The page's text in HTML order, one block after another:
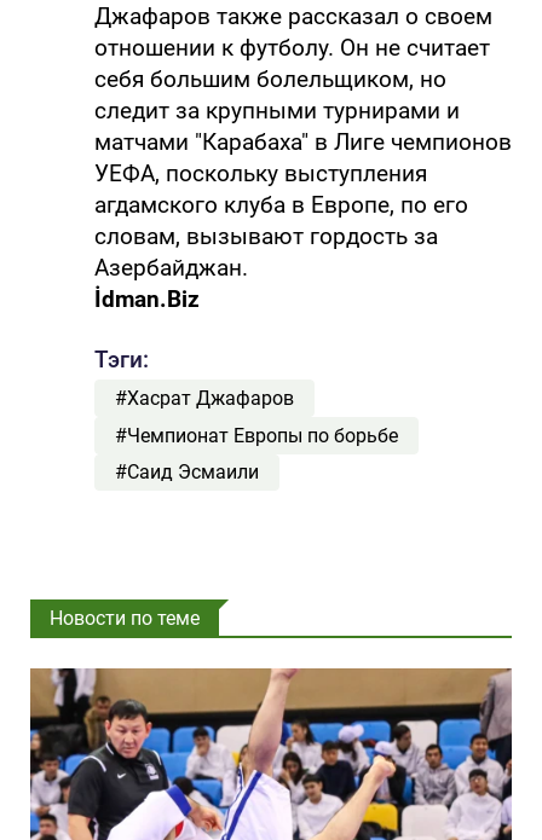
Джафаров также рассказал о своем
отношении к футболу. Он не считает
себя большим болельщиком, но
следит за крупными турнирами и
матчами "Карабаха" в Лиге чемпионов
УЕФА, поскольку выступления
агдамского клуба в Европе, по его
словам, вызывают гордость за
Азербайджан.
İdman.Biz
Тэги:
#Хасрат Джафаров
#Чемпионат Европы по борьбе
#Саид Эсмаили
Новости по теме